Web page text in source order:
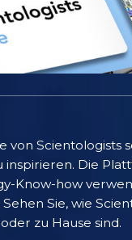
von
Die
Know-how
Sie, wie
zu Hause sind.